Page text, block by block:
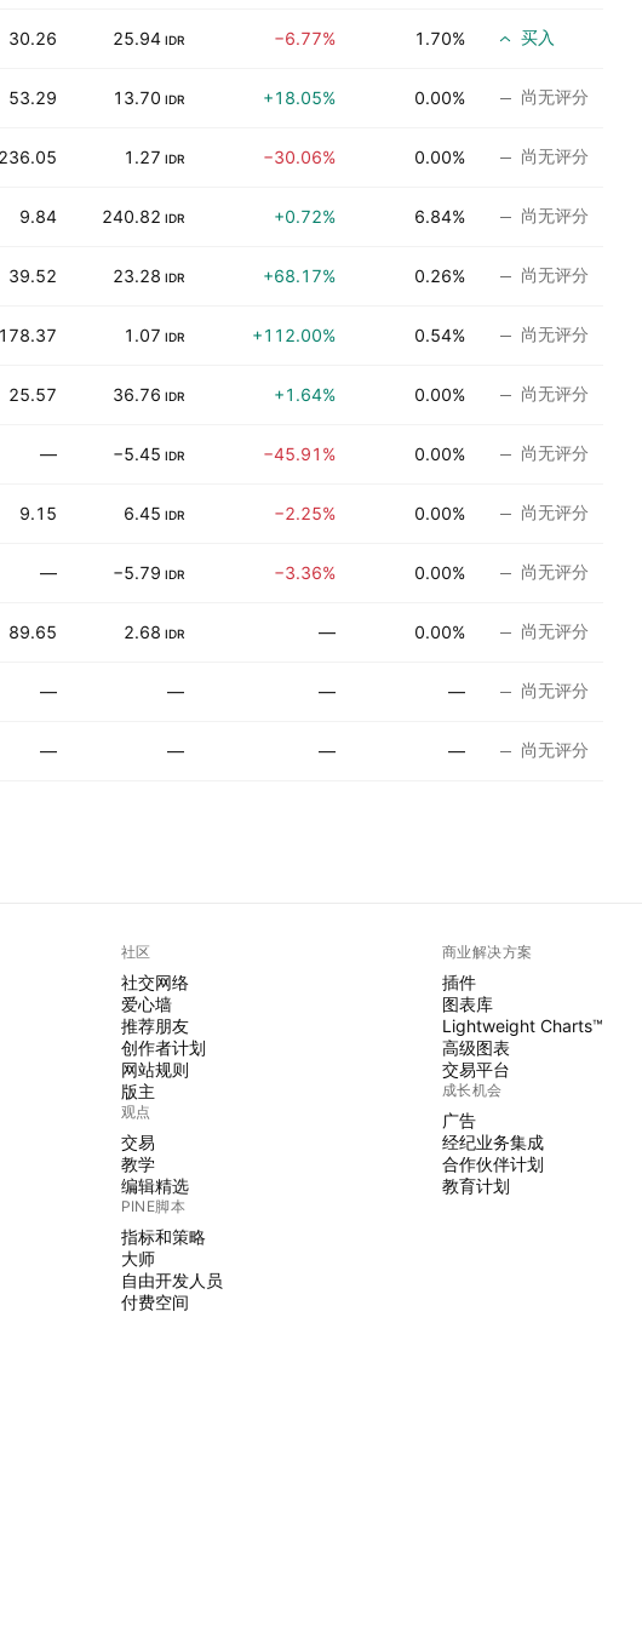
30.26 25.94 IDR −6.77% 1.70% 买入
53.29 13.70 IDR +18.05% 0.00% 尚无评分
236.05 1.27 IDR −30.06% 0.00% 尚无评分
9.84 240.82 IDR +0.72% 6.84% 尚无评分
39.52 23.28 IDR +68.17% 0.26% 尚无评分
178.37 1.07 IDR +112.00% 0.54% 尚无评分
25.57 36.76 IDR +1.64% 0.00% 尚无评分
— −5.45 IDR −45.91% 0.00% 尚无评分
9.15 6.45 IDR −2.25% 0.00% 尚无评分
— −5.79 IDR −3.36% 0.00% 尚无评分
89.65 2.68 IDR — 0.00% 尚无评分
— — — — 尚无评分
— — — — 尚无评分
社区
社交网络
爱心墙
推荐朋友
创作者计划
网站规则
版主
观点
交易
教学
编辑精选
PINE脚本
指标和策略
大师
自由开发人员
付费空间
商业解决方案
插件
图表库
Lightweight Charts™
高级图表
交易平台
成长机会
广告
经纪业务集成
合作伙伴计划
教育计划